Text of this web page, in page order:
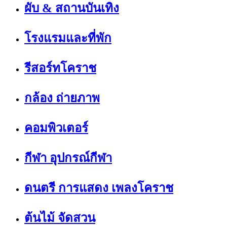
ผับ & สถานบันเทิง
โรงแรมและที่พัก
รีสอร์ทโคราช
กล้อง ถ่ายภาพ
คอมพิวเตอร์
กีฬา อุปกรณ์กีฬา
ดนตรี การแสดง เพลงโคราช
ต้นไม้ จัดสวน